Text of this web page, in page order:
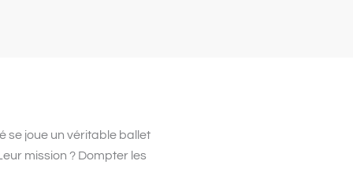
se joue un véritable ballet
mission ? Dompter les